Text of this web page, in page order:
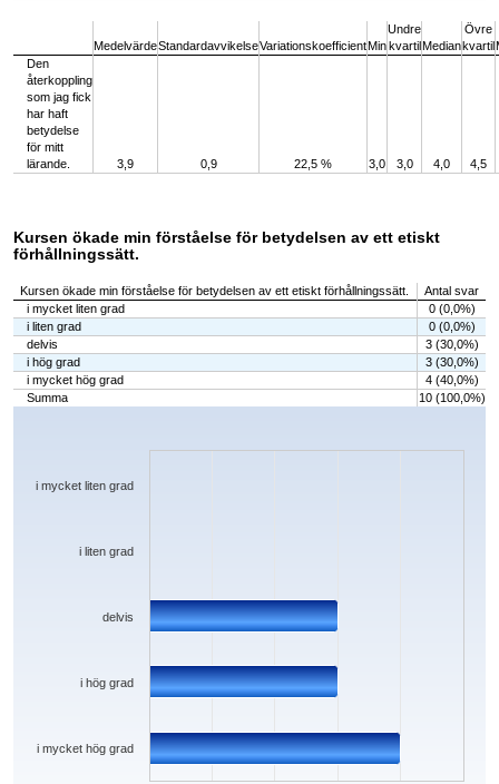
MedelvärdeStandardavvikelseVariationskoefficientMin
Undre
kvartilMedian
Övre
kvartil
Den
återkoppling
som jag fick
har haft
betydelse
för mitt
lärande.
3,9 0,9 22,5 % 3,0 3,0 4,0 4,5
Kursen ökade min förståelse för betydelsen av ett etiskt
förhållningssätt.
Kursen ökade min förståelse för betydelsen av ett etiskt förhållningssätt.
Antal svar
i mycket liten grad
0 (0,0%)
i liten grad
0 (0,0%)
delvis
3 (30,0%)
i hög grad
3 (30,0%)
i mycket hög grad
4 (40,0%)
Summa
10 (100,0%)
Chart
The chart has 1 X axis displaying categories.
i mycket hög grad
i hög grad
delvis
i liten grad
i mycket liten grad